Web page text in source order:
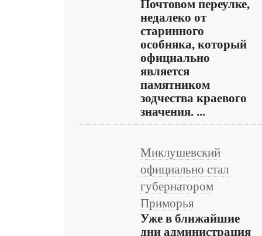
Почтовом переулке,
недалеко от
старинного
особняка, который
официально
является
памятником
зодчества краевого
значения. ...
Миклушевский
официально стал
губернатором
Приморья
Уже в ближайшие
дни администрация